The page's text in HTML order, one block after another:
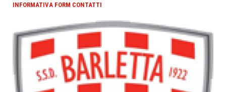
INFORMATIVA FORM CONTATTI